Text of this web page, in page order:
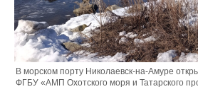
В морском порту Николаевск-на-Амуре
ФГБУ «АМП Охотского моря и Татарского